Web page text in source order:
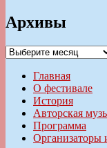
Архивы
Архивы
Главная
О фестивале
История
Авторская
Программа
Организаторы